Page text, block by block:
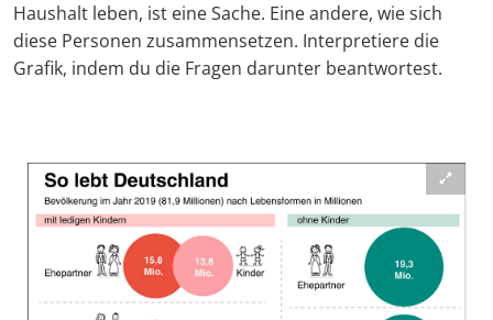
Haushalt leben, ist eine Sache. Eine andere, wie sich
diese Personen zusammensetzen. Interpretiere die
Grafik, indem du die Fragen darunter beantwortest.